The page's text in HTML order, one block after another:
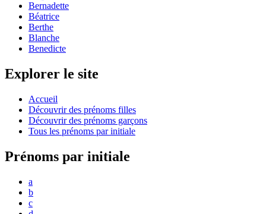
Bernadette
Béatrice
Berthe
Blanche
Benedicte
Explorer le site
Accueil
Découvrir des prénoms filles
Découvrir des prénoms garçons
Tous les prénoms par initiale
Prénoms par initiale
a
b
c